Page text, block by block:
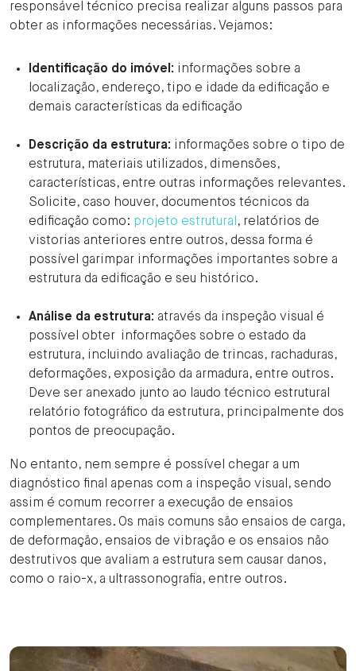
responsável técnico precisa realizar alguns passos para
obter as informações necessárias. Vejamos:
Identificação do imóvel: informações sobre a
localização, endereço, tipo e idade da edificação e
demais características da edificação
Descrição da estrutura: informações sobre o tipo de
estrutura, materiais utilizados, dimensões,
características, entre outras informações relevantes.
Solicite, caso houver, documentos técnicos da
edificação como: projeto estrutural, relatórios de
vistorias anteriores entre outros, dessa forma é
possível garimpar informações importantes sobre a
estrutura da edificação e seu histórico.
Análise da estrutura: através da inspeção visual é
possível obter informações sobre o estado da
estrutura, incluindo avaliação de trincas, rachaduras,
deformações, exposição da armadura, entre outros.
Deve ser anexado junto ao laudo técnico estrutural
relatório fotográfico da estrutura, principalmente dos
pontos de preocupação.
No entanto, nem sempre é possível chegar a um
diagnóstico final apenas com a inspeção visual, sendo
assim é comum recorrer a execução de ensaios
complementares. Os mais comuns são ensaios de carga,
de deformação, ensaios de vibração e os ensaios não
destrutivos que avaliam a estrutura sem causar danos,
como o raio-x, a ultrassonografia, entre outros.